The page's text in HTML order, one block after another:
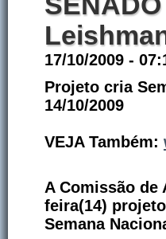
17/10/2009 -
Projeto cria
14/10/2009
VEJA Também:
A Comissão de
feira(14)
Semana